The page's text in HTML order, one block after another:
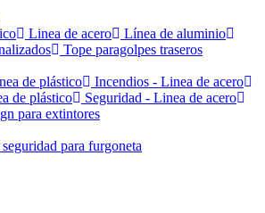
Linea de acero
Línea de aluminio
Tope paragolpes traseros
de plástico
Incendios - Linea de acero
de plástico
Seguridad - Linea de acero
para extintores
para furgoneta